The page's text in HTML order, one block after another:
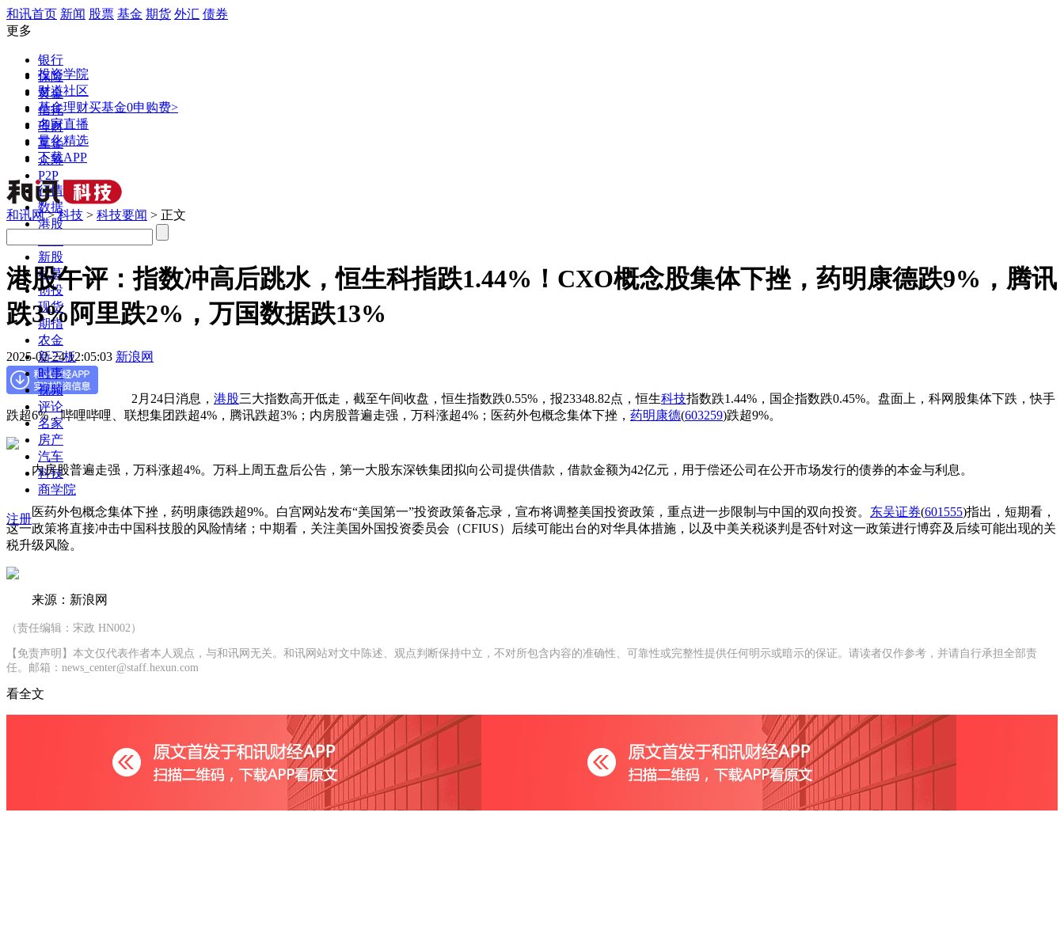
和讯首页 新闻 股票 基金 期货 外汇 债券
更多
银行
保险
黄金
信托
理财
互金
众筹
P2P
行情
数据
港股
新股
私募
创投
现货
期指
农金
新三板
时事
视频
评论
名家
房产
汽车
科技
商学院
注册
投资学院
财道社区
基金理财买基金0申购费>
名家直播
量化精选
下载APP
和讯网>科技 > 科技要闻 > 正文
港股午评：指数冲高后跳水，恒生科指跌1.44%！CXO概念股集体下挫，药明康德跌9%，腾讯
跌3%阿里跌2%，万国数据跌13%
2025-02-24 12:05:03 新浪网
2月24日消息， 港股三大指数高开低走，截至午间收盘，恒生指数跌0.55%，报23348.82点，恒生科技指数跌1.44%，国企指数跌0.45%。盘面上，科网股集体下跌，快手
跌超6%，哔哩哔哩、联想集团跌超4%，腾讯跌超3%；内房股普遍走强，万科涨超4%；医药外包概念集体下挫， 药明康德(603259)跌超9%。
内房股普遍走强，万科涨超4%。万科上周五盘后公告，第一大股东深铁集团拟向公司提供借款，借款金额为42亿元，用于偿还公司在公开市场发行的债券的本金与利息。
医药外包概念集体下挫，药明康德跌超9%。白宫网站发布“美国第一”投资政策备忘录，宣布将调整美国投资政策，重点进一步限制与中国的双向投资。 东吴证券(601555)指出，短期看，
这一政策将直接冲击中国科技股的风险情绪；中期看，关注美国外国投资委员会（CFIUS）后续可能出台的对华具体措施，以及中美关税谈判是否针对这一政策进行博弈及后续可能出现的关
税升级风险。
来源：新浪网
（责任编辑：宋政 HN002）
【免责声明】本文仅代表作者本人观点，与和讯网无关。和讯网站对文中陈述、观点判断保持中立，不对所包含内容的准确性、可靠性或完整性提供任何明示或暗示的保证。请读者仅作参考，并请自行承担全部责
任。邮箱：news_center@staff.hexun.com
看全文